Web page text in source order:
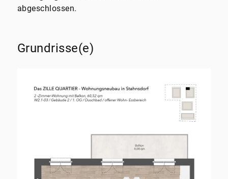
abgeschlossen.
Grundrisse(e)